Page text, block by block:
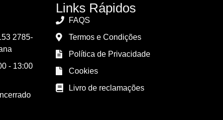
2785-
- 13:00
Links Rápidos
FAQS
Termos e Condições
Política de Privacidade
Cookies
Livro de reclamações